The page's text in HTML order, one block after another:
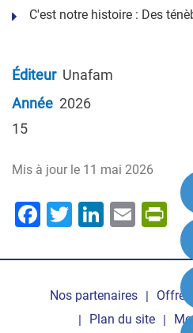
C'est notre histoire : Des
Éditeur Unafam
Année 2026
15
Mis à jour le 11 mai 2026
Facebook
Twitter
deNos partenaires
Plan du site